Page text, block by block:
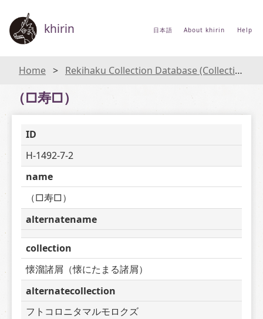
khirin 日本語 About khirin Help
Home Rekihaku Collection Database (Collections Database of the National Museum of Japanese History)
（□寿□）
ID
H-1492-7-2
name
（□寿□）
alternatename
collection
懐溜諸屑（懐にたまる諸屑）
alternatecollection
フトコロニタマルモロクズ